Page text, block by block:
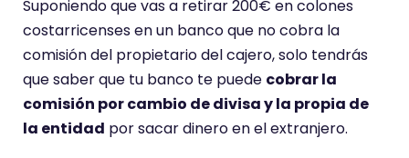
i
e
n
e
u
Suponiendo que vas a retirar 200€ en colones
costarricenses en un banco que no cobra la
comisión del propietario del cajero, solo tendrás
que saber que tu banco te puede cobrar la
comisión por cambio de divisa y la propia de
la entidad por sacar dinero en el extranjero.